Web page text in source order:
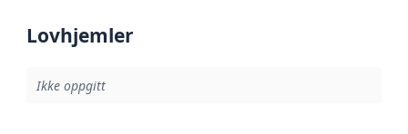
Lovhjemler
Ikke oppgitt